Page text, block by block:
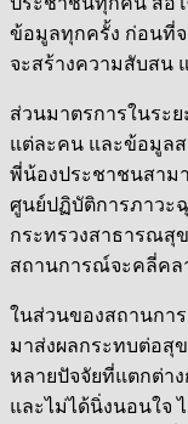
ข้อมูลทุกครั้ง ก่อนที่จ
จะสร้างความสับสน
ส่วนมาตรการในระ
แต่ละคน และข้อมูล
พี่น้องประชาชนสาม
ศูนย์ปฏิบัติการภาวะ
กระทรวงสาธารณสุ
สถานการณ์จะคลี่คล
ในส่วนของสถานกา
มาส่งผลกระทบต่อสุ
หลายปัจจัยที่แตกต่า
และไม่ได้นิ่งนอนใจ